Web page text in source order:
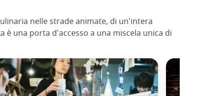
nelle strade animate, di un'intera
una porta d'accesso a una miscela unica di